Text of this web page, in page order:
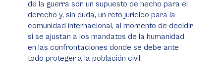
de la guerra son un supuesto de hecho para el
derecho y, sin duda, un reto jurídico para la
comunidad internacional, al momento de decidir
si se ajustan a los mandatos de la humanidad
en las confrontaciones donde se debe ante
todo proteger a la población civil.